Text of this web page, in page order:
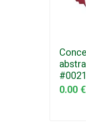
#0021
0.00 €